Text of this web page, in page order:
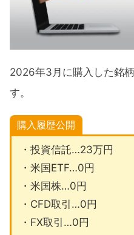
2026年3月に
購入・売却の理由
購入理由
2026年の投資方針
を』
2026年3月に購入した銘
す。
購入履歴公開
・投資信託…23万円
・米国ETF…0円
・米国株…0円
・CFD取引…0円
・FX取引…0円